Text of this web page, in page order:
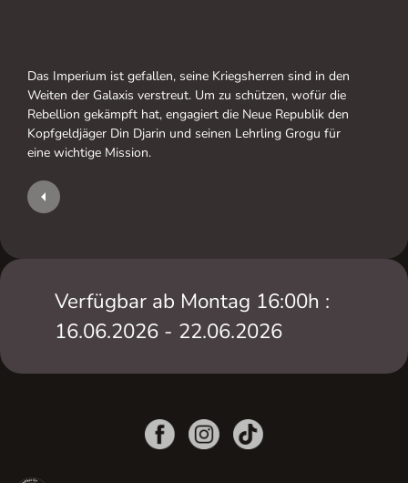
Das Imperium ist gefallen, seine Kriegsherren sind in den
Weiten der Galaxis verstreut. Um zu schützen, wofür die
Rebellion gekämpft hat, engagiert die Neue Republik den
Kopfgeldjäger Din Djarin und seinen Lehrling Grogu für
eine wichtige Mission.
Verfügbar ab Montag 16:00h :
16.06.2026 - 22.06.2026